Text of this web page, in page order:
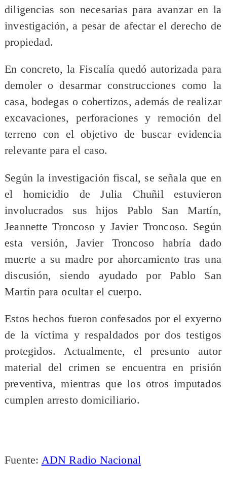
diligencias son necesarias para avanzar en la
investigación, a pesar de afectar el derecho de
propiedad.
En concreto, la Fiscalía quedó autorizada para
demoler o desarmar construcciones como la
casa, bodegas o cobertizos, además de realizar
excavaciones, perforaciones y remoción del
terreno con el objetivo de buscar evidencia
relevante para el caso.
Según la investigación fiscal, se señala que en
el homicidio de Julia Chuñil estuvieron
involucrados sus hijos Pablo San Martín,
Jeannette Troncoso y Javier Troncoso. Según
esta versión, Javier Troncoso habría dado
muerte a su madre por ahorcamiento tras una
discusión, siendo ayudado por Pablo San
Martín para ocultar el cuerpo.
Estos hechos fueron confesados por el exyerno
de la víctima y respaldados por dos testigos
protegidos. Actualmente, el presunto autor
material del crimen se encuentra en prisión
preventiva, mientras que los otros imputados
cumplen arresto domiciliario.
Fuente: ADN Radio Nacional